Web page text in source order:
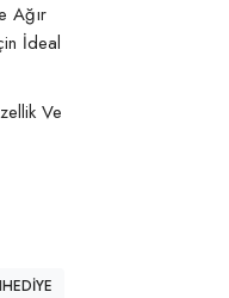
Ağır
İdeal
Ve